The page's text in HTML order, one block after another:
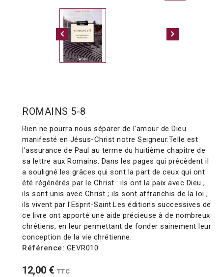
ROMAINS 5-8
Rien ne pourra nous séparer de l'amour de Dieu
manifesté en Jésus-Christ notre Seigneur.Telle est
l'assurance de Paul au terme du huitième chapitre de
sa lettre aux Romains. Dans les pages qui précèdent il
a souligné les grâces qui sont la part de ceux qui ont
été régénérés par le Christ : ils ont la paix avec Dieu ;
ils sont unis avec Christ ; ils sont affranchis de la loi ;
ils vivent par l'Esprit-Saint.Les éditions successives de
ce livre ont apporté une aide précieuse à de nombreux
chrétiens, en leur permettant de fonder sainement leur
conception de la vie chrétienne.
Référence: GEVR010
12,00 € TTC